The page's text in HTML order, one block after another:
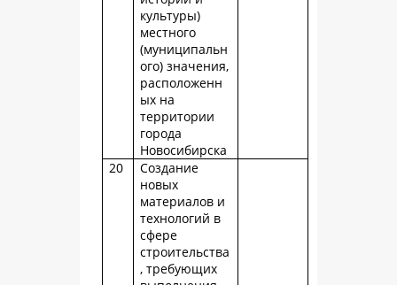
культуры)
местного
(муниципальн
ого) значения,
расположенн
ых на
территории
города
Новосибирска
20
Создание
новых
материалов и
технологий в
сфере
строительства
, требующих